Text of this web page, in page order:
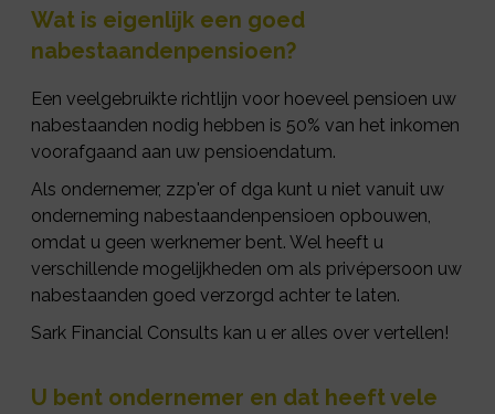
Wat is eigenlijk een goed
nabestaandenpensioen?
Een veelgebruikte richtlijn voor hoeveel pensioen uw
nabestaanden nodig hebben is 50% van het inkomen
voorafgaand aan uw pensioendatum.
Als ondernemer, zzp'er of dga kunt u niet vanuit uw
onderneming nabestaandenpensioen opbouwen,
omdat u geen werknemer bent. Wel heeft u
verschillende mogelijkheden om als privépersoon uw
nabestaanden goed verzorgd achter te laten.
Sark Financial Consults kan u er alles over vertellen!
U bent ondernemer en dat heeft vele